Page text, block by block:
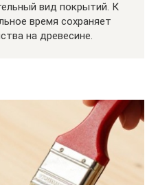
вид покрытий. К
время сохраняет
на древесине.